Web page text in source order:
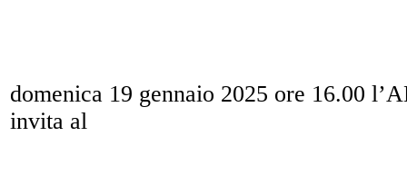
domenica 19 gennaio 2025 ore 16.00
invita al